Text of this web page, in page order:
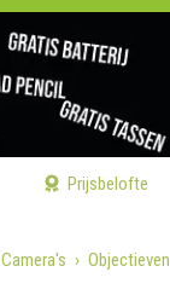
Prijsbelofte
Camera's Objectieven